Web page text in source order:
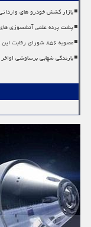
بازار کشش خودرو های وارداتی ۵ تا ۱۰ میلیارد تومانی را
پشت پرده علمی آتشسوزی های
مصوبه ۸۵۶ شورای رقابت این جاده یک طرفه است
بارندگی شهابی برساوشی